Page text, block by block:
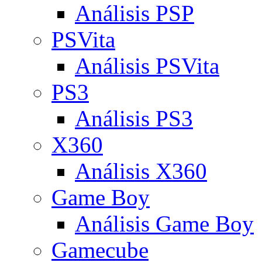
Análisis PSP
PSVita
Análisis PSVita
PS3
Análisis PS3
X360
Análisis X360
Game Boy
Análisis Game Boy
Gamecube